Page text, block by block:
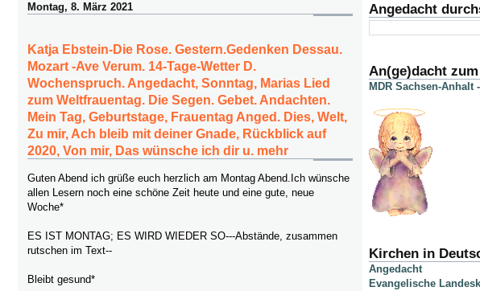
Montag, 8. März 2021
Katja Ebstein-Die Rose. Gestern.Gedenken Dessau.
Mozart -Ave Verum. 14-Tage-Wetter D.
Wochenspruch. Angedacht, Sonntag, Marias Lied
zum Weltfrauentag. Die Segen. Gebet. Andachten.
Mein Tag, Geburtstage, Frauentag Anged. Dies, Welt,
Zu mir, Ach bleib mit deiner Gnade, Rückblick auf
2020, Von mir, Das wünsche ich dir u. mehr
Guten Abend ich grüße euch herzlich am Montag Abend.Ich wünsche
allen Lesern noch eine schöne Zeit heute und eine gute, neue
Woche*
ES IST MONTAG; ES WIRD WIEDER SO---Abstände, zusammen
rutschen im Text--
Bleibt gesund*
Angedacht
An(ge)dacht
MDR Sachsen-Anhalt
Kirchen in
Angedacht
Evangelische